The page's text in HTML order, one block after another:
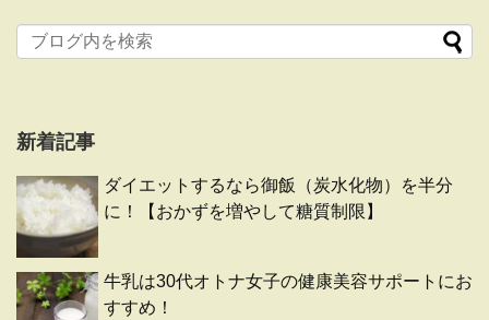
新着記事
ダイエットするなら御飯（炭水化物）を半分
に！【おかずを増やして糖質制限】
牛乳は30代オトナ女子の健康美容サポートにお
すすめ！